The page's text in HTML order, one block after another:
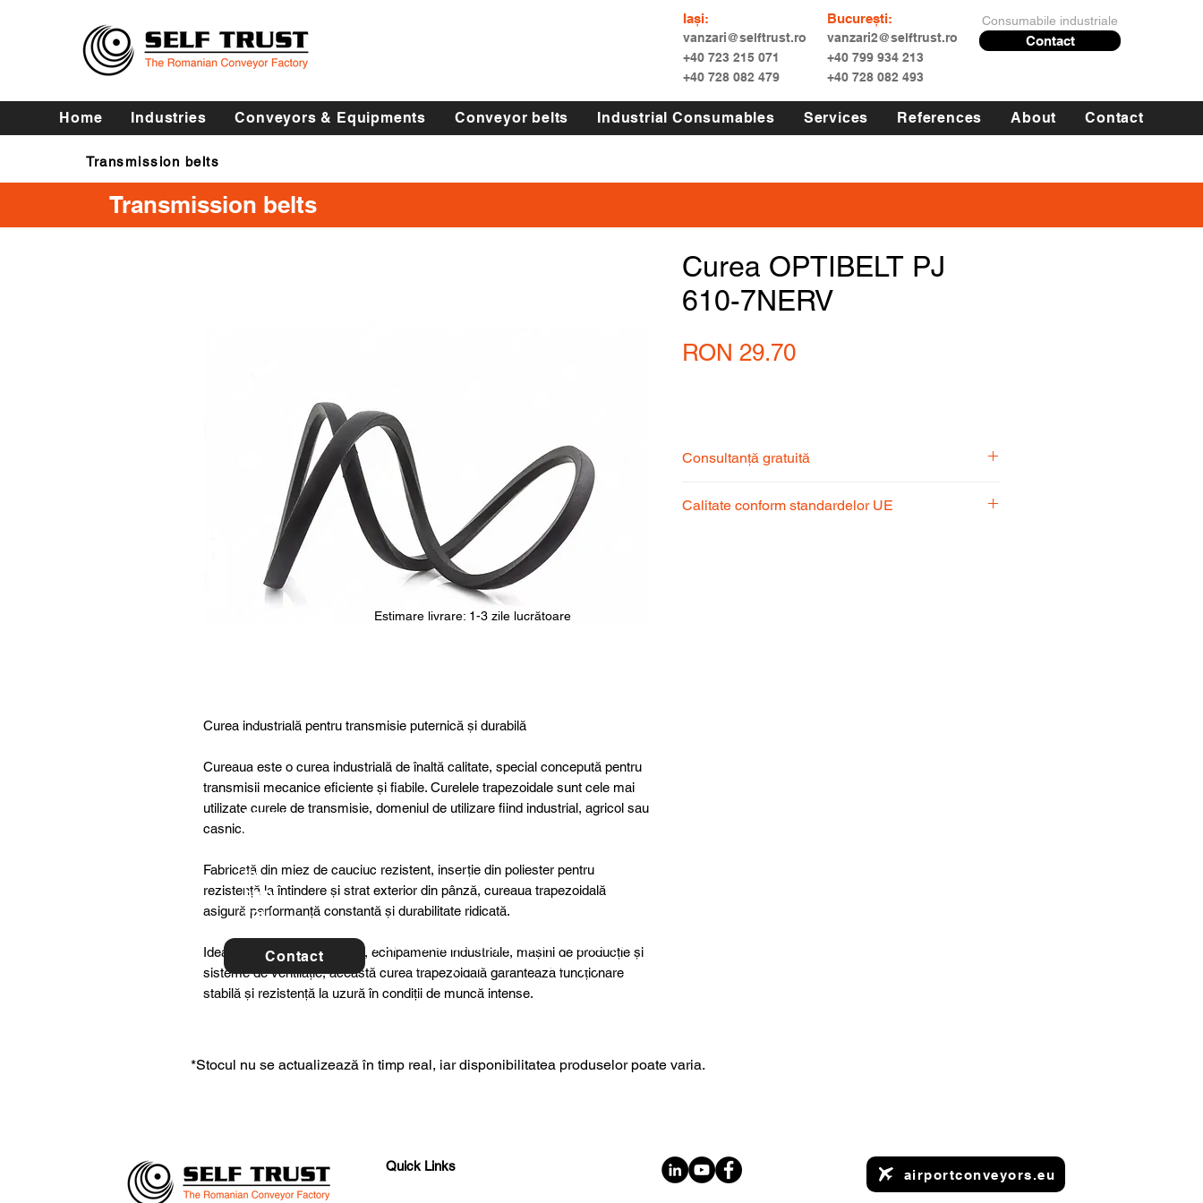
Iași:
vanzari@selftrust.ro
+40 723 215 071
+40 728 082 479
București:
vanzari2@selftrust.ro
+40 799 934 213
+40 728 082 493
Consumabile industriale
Contact
Home Industries Conveyors & Equipments Conveyor belts Industrial Consumables Services References About Contact
Transmission belts
Transmission belts
Transmission belts
Curea industrială pentru transmisie puternică și durabilă
Cureaua este o curea industrială de înaltă calitate, special concepută pentru
transmisii mecanice eficiente și fiabile. Curelele trapezoidale sunt cele mai
utilizate curele de transmisie, domeniul de utilizare fiind industrial, agricol sau
casnic.
Fabricată din miez de cauciuc rezistent, inserție din poliester pentru
rezistență la întindere și strat exterior din pânză, cureaua trapezoidală
asigură performanță constantă și durabilitate ridicată.
Ideală pentru utilaje agricole, echipamente industriale, mașini de producție și
sisteme de ventilație, această curea trapezoidală garantează funcționare
stabilă și rezistență la uzură în condiții de muncă intense.
Curea OPTIBELT PJ
610-7NERV
RON 29.70Price
Consultanță gratuită
pentru a alege produsul potrivit nevoilor
Calitate conform standardelor UE
specia
l
cts or
consu
ltancy
we are
to
help
you!
Contact
Estimare livrare: 1-3 zile lucrătoare
For further details, special products or
consultancy we are here to help you!
*Stocul nu se actualizează în timp real, iar disponibilitatea produselor poate varia.
Quick Links
airportconveyors.eu